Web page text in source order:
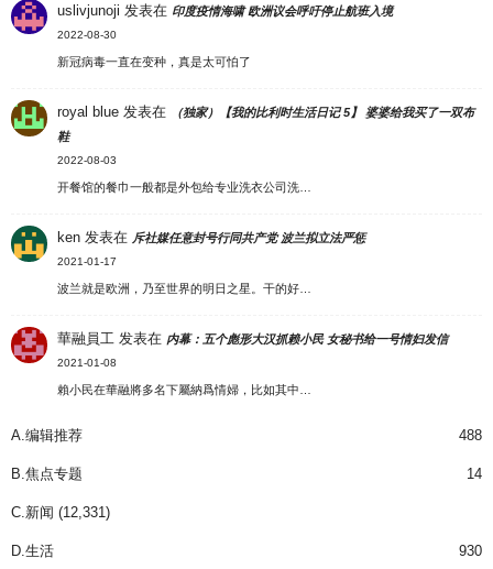
uslivjunoji 发表在 印度疫情海啸 欧洲议会呼吁停止航班入境
2022-08-30
新冠病毒一直在变种，真是太可怕了
royal blue 发表在
（独家）【我的比利时生活日记 5】 婆婆给我买了一双布
鞋
2022-08-03
开餐馆的餐巾一般都是外包给专业洗衣公司洗…
ken 发表在 斥社媒任意封号行同共产党 波兰拟立法严惩
2021-01-17
波兰就是欧洲，乃至世界的明日之星。干的好…
華融員工 发表在 内幕：五个彪形大汉抓赖小民 女秘书给一号情妇发信
2021-01-08
賴小民在華融將多名下屬納爲情婦，比如其中…
A.编辑推荐 488
B.焦点专题 14
C.新闻 (12,331)
D.生活 930